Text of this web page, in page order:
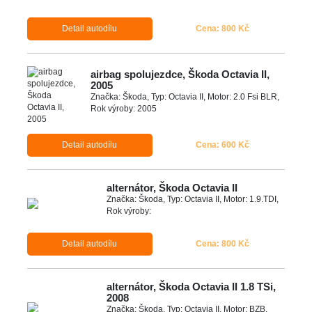
Detail autodílu Cena: 800 Kč
airbag spolujezdce, Škoda Octavia II,
2005
Značka: Škoda, Typ: Octavia II, Motor: 2.0 Fsi BLR,
Rok výroby: 2005
Detail autodílu Cena: 600 Kč
alternátor, Škoda Octavia II
Značka: Škoda, Typ: Octavia II, Motor: 1.9.TDI,
Rok výroby:
Detail autodílu Cena: 800 Kč
alternátor, Škoda Octavia II 1.8 TSi,
2008
Značka: Škoda, Typ: Octavia II, Motor: BZB,